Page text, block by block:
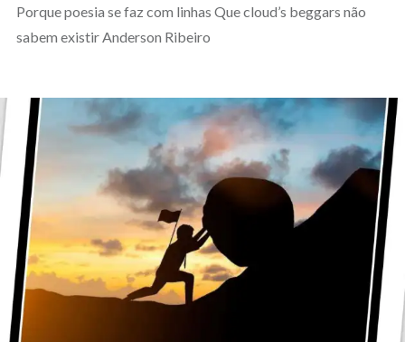
Porque poesia se faz com linhas Que cloud’s beggars não
sabem existir Anderson Ribeiro